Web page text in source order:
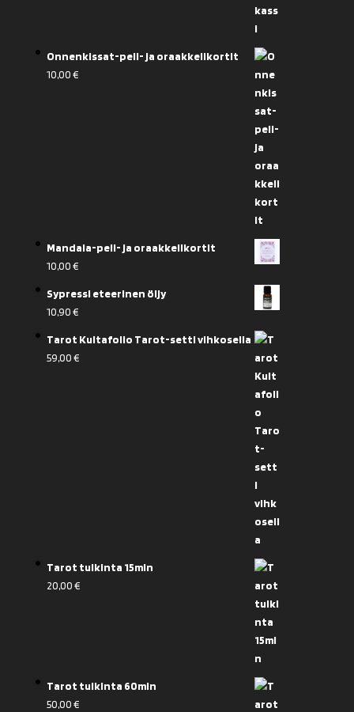
Onnenkissat-peli- ja oraakkelikortit
10,00€
Mandala-peli- ja oraakkelikortit
10,00€
Sypressi eteerinen öljy
10,90€
Tarot Kultafolio Tarot-setti vihkosella
59,00€
Tarot tulkinta 15min
20,00€
Tarot tulkinta 60min
50,00€